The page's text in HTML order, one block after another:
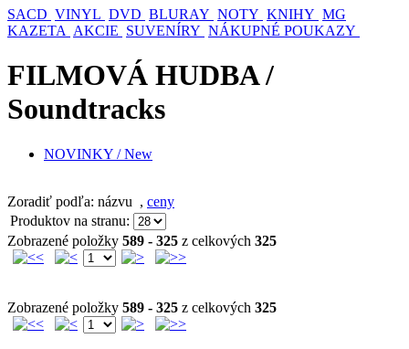
SACD VINYL DVD BLURAY NOTY KNIHY MG
KAZETA AKCIE SUVENÍRY NÁKUPNÉ POUKAZY
FILMOVÁ HUDBA /
Soundtracks
NOVINKY / New
Zoradiť podľa: názvu , ceny
Produktov na stranu:
Zobrazené položky 589 - 325 z celkových 325
Zobrazené položky 589 - 325 z celkových 325